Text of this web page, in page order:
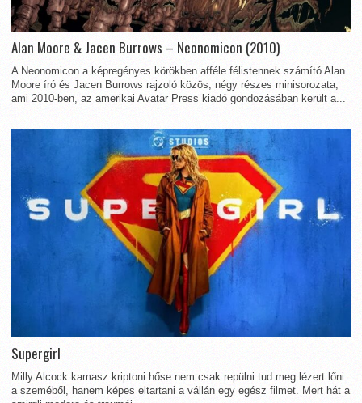
Alan Moore & Jacen Burrows – Neonomicon (2010)
A Neonomicon a képregényes körökben afféle félistennek számító Alan
Moore író és Jacen Burrows rajzoló közös, négy részes minisorozata,
ami 2010-ben, az amerikai Avatar Press kiadó gondozásában került a...
Supergirl
Milly Alcock kamasz kriptoni hőse nem csak repülni tud meg lézert lőni
a szeméből, hanem képes eltartani a vállán egy egész filmet. Mert hát a